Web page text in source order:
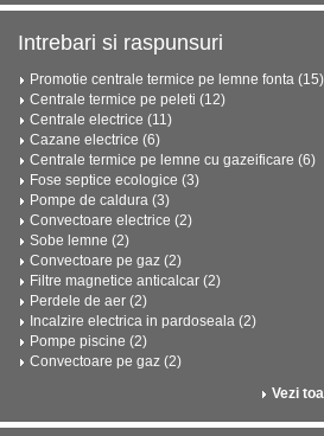
Intrebari si raspunsuri
Promotie centrale termice pe lemne fonta (15)
Centrale termice pe peleti (12)
Centrale electrice (11)
Cazane electrice (6)
Centrale termice pe lemne cu gazeificare (6)
Fose septice ecologice (3)
Pompe de caldura (3)
Convectoare electrice (2)
Sobe lemne (2)
Convectoare pe gaz (2)
Filtre magnetice anticalcar (2)
Perdele de aer (2)
Incalzire electrica in pardoseala (2)
Pompe piscine (2)
Convectoare pe gaz (2)
Vezi